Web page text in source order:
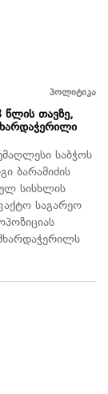
პოლიტიკა
წლის თავზე,
საბჭოს
ბარამიძის
სისხლის
საგარეო